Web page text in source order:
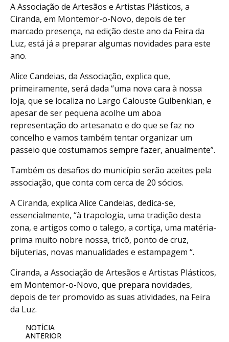
A Associação de Artesãos e Artistas Plásticos, a
Ciranda, em Montemor-o-Novo, depois de ter
marcado presença, na edição deste ano da Feira da
Luz, está já a preparar algumas novidades para este
ano.
Alice Candeias, da Associação, explica que,
primeiramente, será dada “uma nova cara à nossa
loja, que se localiza no Largo Calouste Gulbenkian, e
apesar de ser pequena acolhe um aboa
representação do artesanato e do que se faz no
concelho e vamos também tentar organizar um
passeio que costumamos sempre fazer, anualmente”.
Também os desafios do município serão aceites pela
associação, que conta com cerca de 20 sócios.
A Ciranda, explica Alice Candeias, dedica-se,
essencialmente, “à trapologia, uma tradição desta
zona, e artigos como o talego, a cortiça, uma matéria-
prima muito nobre nossa, tricô, ponto de cruz,
bijuterias, novas manualidades e estampagem “.
Ciranda, a Associação de Artesãos e Artistas Plásticos,
em Montemor-o-Novo, que prepara novidades,
depois de ter promovido as suas atividades, na Feira
da Luz.
NOTÍCIA
ANTERIOR